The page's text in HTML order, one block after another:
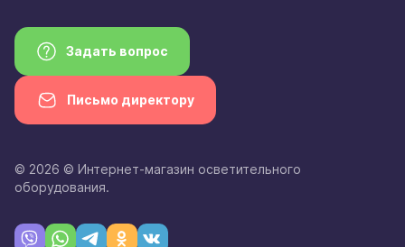
Задать вопрос
Письмо директору
© 2026 © Интернет-магазин осветительного
оборудования.